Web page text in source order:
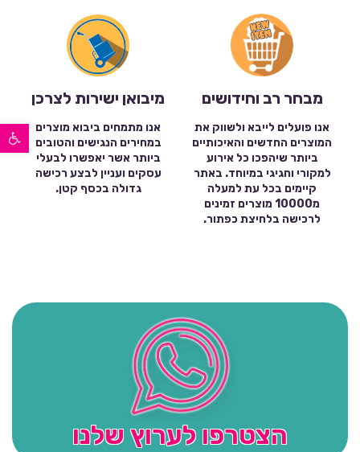
פתח סרגל נגישות
מבחר רב וחידושים
אנו פועלים לייבא ולשווק את
המוצרים החדשים והאיכותיים
ביותר שיהפכו כל אירוע
למקורי וחגיגי במיוחד. באתר
קיימים בכל עת למעלה
מ10000 מוצרים זמינים
לרכישה בלחיצת כפתור.
מיבואן ישירות לצרכן
אנו מתמחים ביבוא מוצרים
במחירים הנגישים והטובים
ביותר אשר יאפשרו לבעלי
עסקים ועניין לבצע רכישה
גדולה בכסף קטן.
הצטרפו לערוץ שלנו